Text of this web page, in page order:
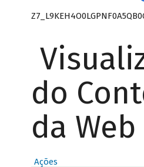
do
da Web
Ações